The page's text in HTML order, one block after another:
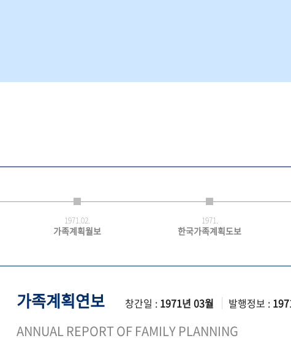
1971.02.
가족계획월보
1971.
한국가족계획도보
가족계획연보 창간일 : 1971년 03월 발행정보 :
ANNUAL REPORT OF FAMILY PLANNING